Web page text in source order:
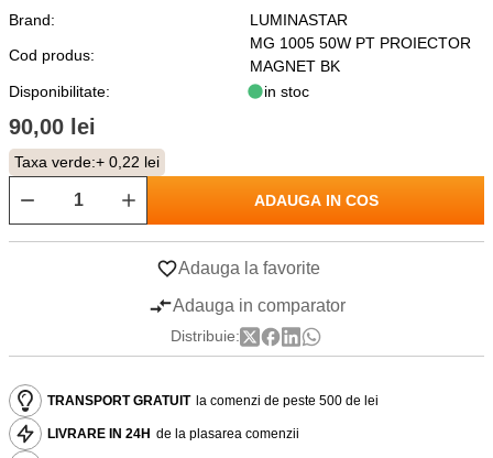
Brand:
LUMINASTAR
Cod produs:
MG 1005 50W PT PROIECTOR
MAGNET BK
Disponibilitate:
in stoc
90,00 lei
Taxa verde:+ 0,22 lei
ADAUGA IN COS
Adauga la favorite
Adauga in comparator
Distribuie:
TRANSPORT GRATUIT la comenzi de peste 500 de lei
LIVRARE IN 24H de la plasarea comenzii